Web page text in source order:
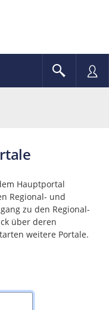
Hauptportal
Regional- und
zu den Regional-
über deren
weitere Portale.